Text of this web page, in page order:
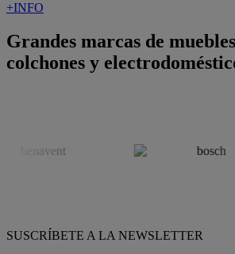
+INFO
Grandes marcas de
colchones y
SUSCRÍBETE A LA NEWSLETTER